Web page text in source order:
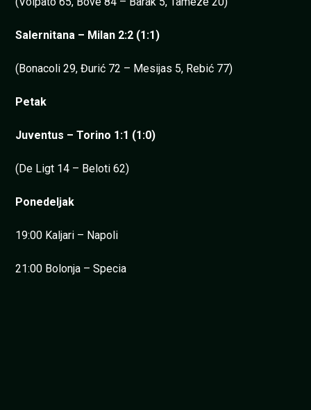
Salernitana – Milan 2:2 (1:1)
(Bonacoli 29, Đurić 72 – Mesijas 5, Rebić 77)
Petak
Juventus – Torino 1:1 (1:0)
(De Ligt 14 – Beloti 62)
Ponedeljak
19:00 Kaljari – Napoli
21:00 Bolonja – Specia